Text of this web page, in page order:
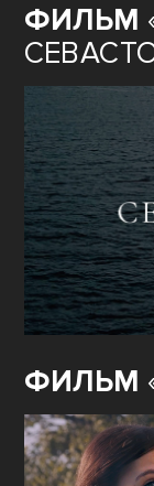
ФИЛЬМ
ФИЛЬМ